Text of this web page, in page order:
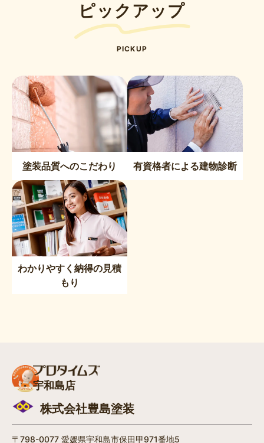
ピックアップ
PICKUP
塗装品質へのこだわり 有資格者による建物診断
わかりやすく納得の見積
もり
宇和島店
株式会社豊島塗装
〒798-0077 愛媛県宇和島市保田甲971番地5